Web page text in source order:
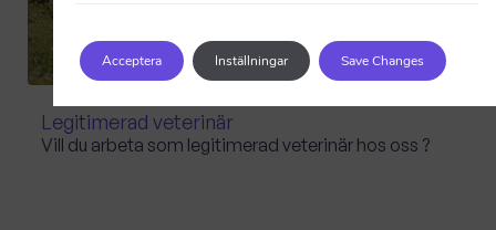
Legitimerad veterinär
Vill du arbeta som legitimerad veterinär hos oss ?
Acceptera Inställningar Save Changes